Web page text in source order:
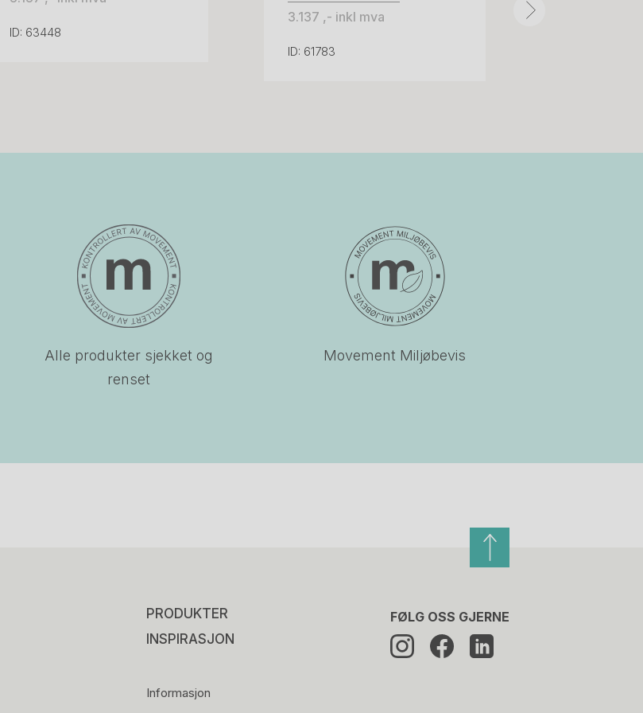
ID: 63448
3.137 ,- inkl mva
ID: 61783
Alle produkter sjekket og
renset
Movement Miljøbevis
PRODUKTER
INSPIRASJON
Informasjon
FØLG OSS GJERNE